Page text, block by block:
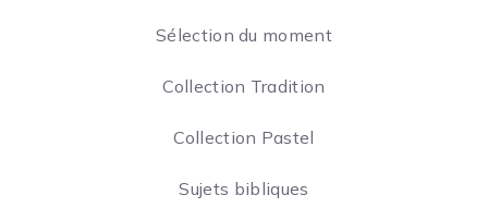
Sélection du moment
Collection Tradition
Collection Pastel
Sujets bibliques